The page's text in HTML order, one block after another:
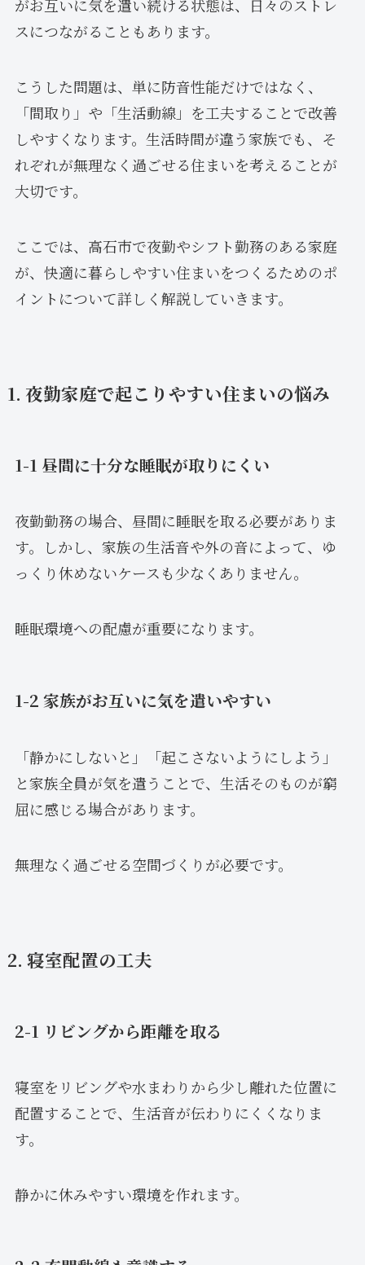
がお互いに気を遣い続ける状態は、日々のストレ
スにつながることもあります。
こうした問題は、単に防音性能だけではなく、
「間取り」や「生活動線」を工夫することで改善
しやすくなります。生活時間が違う家族でも、そ
れぞれが無理なく過ごせる住まいを考えることが
大切です。
ここでは、高石市で夜勤やシフト勤務のある家庭
が、快適に暮らしやすい住まいをつくるためのポ
イントについて詳しく解説していきます。
1. 夜勤家庭で起こりやすい住まいの悩み
1-1 昼間に十分な睡眠が取りにくい
夜勤勤務の場合、昼間に睡眠を取る必要がありま
す。しかし、家族の生活音や外の音によって、ゆ
っくり休めないケースも少なくありません。
睡眠環境への配慮が重要になります。
1-2 家族がお互いに気を遣いやすい
「静かにしないと」「起こさないようにしよう」
と家族全員が気を遣うことで、生活そのものが窮
屈に感じる場合があります。
無理なく過ごせる空間づくりが必要です。
2. 寝室配置の工夫
2-1 リビングから距離を取る
寝室をリビングや水まわりから少し離れた位置に
配置することで、生活音が伝わりにくくなりま
す。
静かに休みやすい環境を作れます。